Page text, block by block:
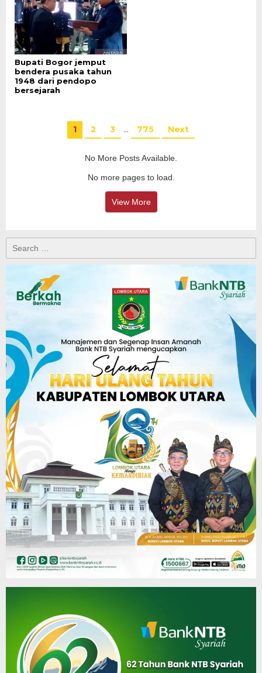
Bupati Bogor jemput
bendera pusaka tahun
1948 dari pendopo
bersejarah
1 2 3 … 775 Next
No More Posts Available.
No more pages to load.
View More
for: